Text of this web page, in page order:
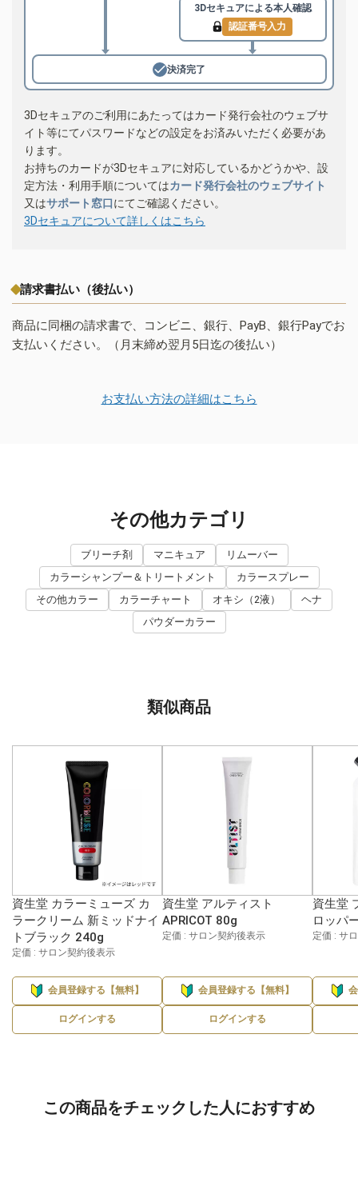
3Dセキュアによる本人確認
認証番号入力
決済完了
3Dセキュアのご利用にあたってはカード発行会社のウェブサ
イト等にてパスワードなどの設定をお済みいただく必要があ
ります。
お持ちのカードが3Dセキュアに対応しているかどうかや、設
定方法・利用手順についてはカード発行会社のウェブサイト
又はサポート窓口にてご確認ください。
3Dセキュアについて詳しくはこちら
請求書払い（後払い）
商品に同梱の請求書で、コンビニ、銀行、PayB、銀行Payでお
支払いください。（月末締め翌月5日迄の後払い）
お支払い方法の詳細はこちら
その他カテゴリ
ブリーチ剤 マニキュア
リムーバー
カラーシャンプー＆トリートメント
カラースプレー
その他カラー
カラーチャート オキシ（2液）
ヘナ
パウダーカラー
類似商品
資生堂 カラーミューズ カ
ラークリーム 新ミッドナイ
トブラック 240g
定価 : サロン契約後表示
会員登録する【無料】
ログインする
資生堂 アルティスト
APRICOT 80g
定価 : サロン契約後表示
会員登録する【無料】
ログインする
資生堂
ロッパ
定価 : サ
この商品をチェックした人におすすめ